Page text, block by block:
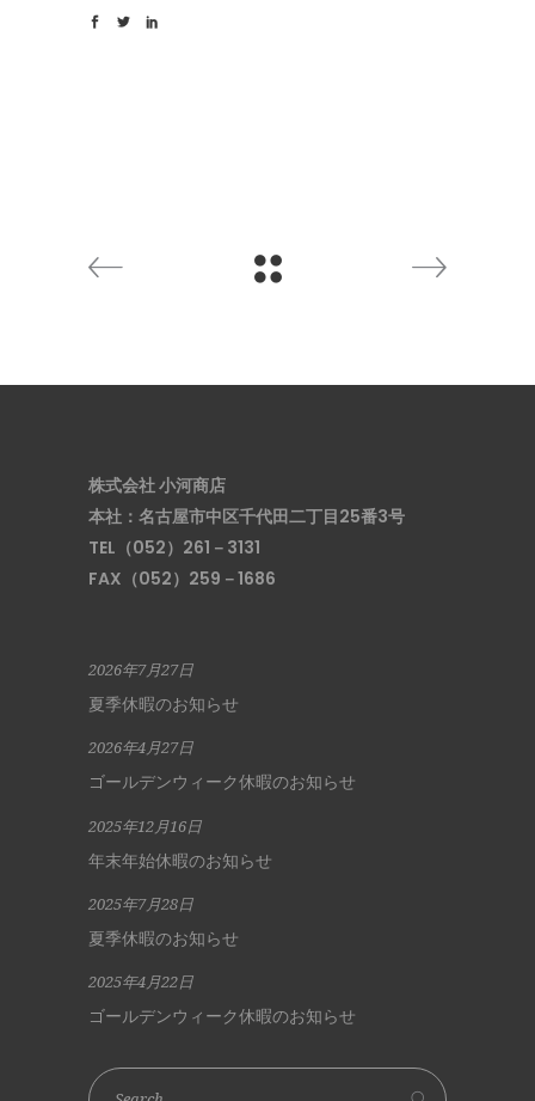
株式会社 小河商店
本社：名古屋市中区千代田二丁目25番3号
TEL（052）261－3131
FAX（052）259－1686
2026年7月27日
夏季休暇のお知らせ
2026年4月27日
ゴールデンウィーク休暇のお知らせ
2025年12月16日
年末年始休暇のお知らせ
2025年7月28日
夏季休暇のお知らせ
2025年4月22日
ゴールデンウィーク休暇のお知らせ